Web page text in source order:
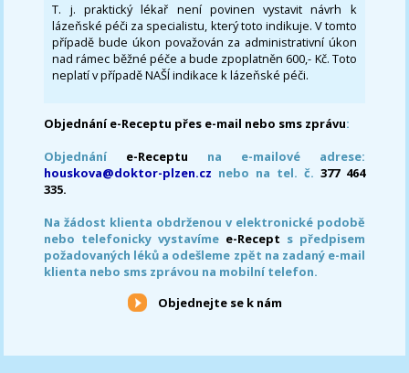
T. j. praktický lékař není povinen vystavit návrh k
lázeňské péči za specialistu, který toto indikuje. V tomto
případě bude úkon považován za administrativní úkon
nad rámec běžné péče a bude zpoplatněn 600,- Kč. Toto
neplatí v případě NAŠÍ indikace k lázeňské péči.
Objednání e-Receptu přes e-mail nebo sms zprávu:
Objednání e-Receptu na e-mailové adrese:
houskova@doktor-plzen.cz nebo na tel. č. 377 464
335.
Na žádost klienta obdrženou v elektronické podobě
nebo telefonicky vystavíme e-Recept s předpisem
požadovaných léků a odešleme zpět na zadaný e-mail
klienta nebo sms zprávou na mobilní telefon.
Objednejte se k nám